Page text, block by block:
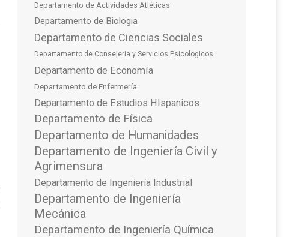
Departamento de Actividades Atléticas
Departamento de Biologia
Departamento de Ciencias Sociales
Departamento de Consejeria y Servicios Psicologicos
Departamento de Economía
Departamento de Enfermería
Departamento de Estudios HIspanicos
Departamento de Física
Departamento de Humanidades
Departamento de Ingeniería Civil y
Agrimensura
Departamento de Ingeniería Industrial
Departamento de Ingeniería
Mecánica
Departamento de Ingeniería Química